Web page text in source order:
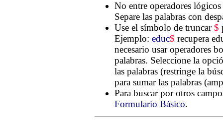
No entre operadores
Separe las palabras con
Use el símbolo de truncar$
Ejemplo: educ$ recupera
necesario usar operadores
palabras. Seleccione la
las palabras (restringe la
para sumar las palabras
Para buscar por otros
Formulario Básico.